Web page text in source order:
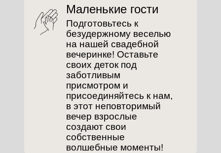
Маленькие гости
Подготовьтесь к
безудержному веселью
на нашей свадебной
вечеринке! Оставьте
своих деток под
заботливым
присмотром и
присоединяйтесь к нам,
в этот неповторимый
вечер взрослые
создают свои
собственные
волшебные моменты!